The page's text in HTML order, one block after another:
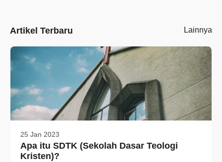
Artikel Terbaru Lainnya
25 Jan 2023
Apa itu SDTK (Sekolah Dasar Teologi
Kristen)?